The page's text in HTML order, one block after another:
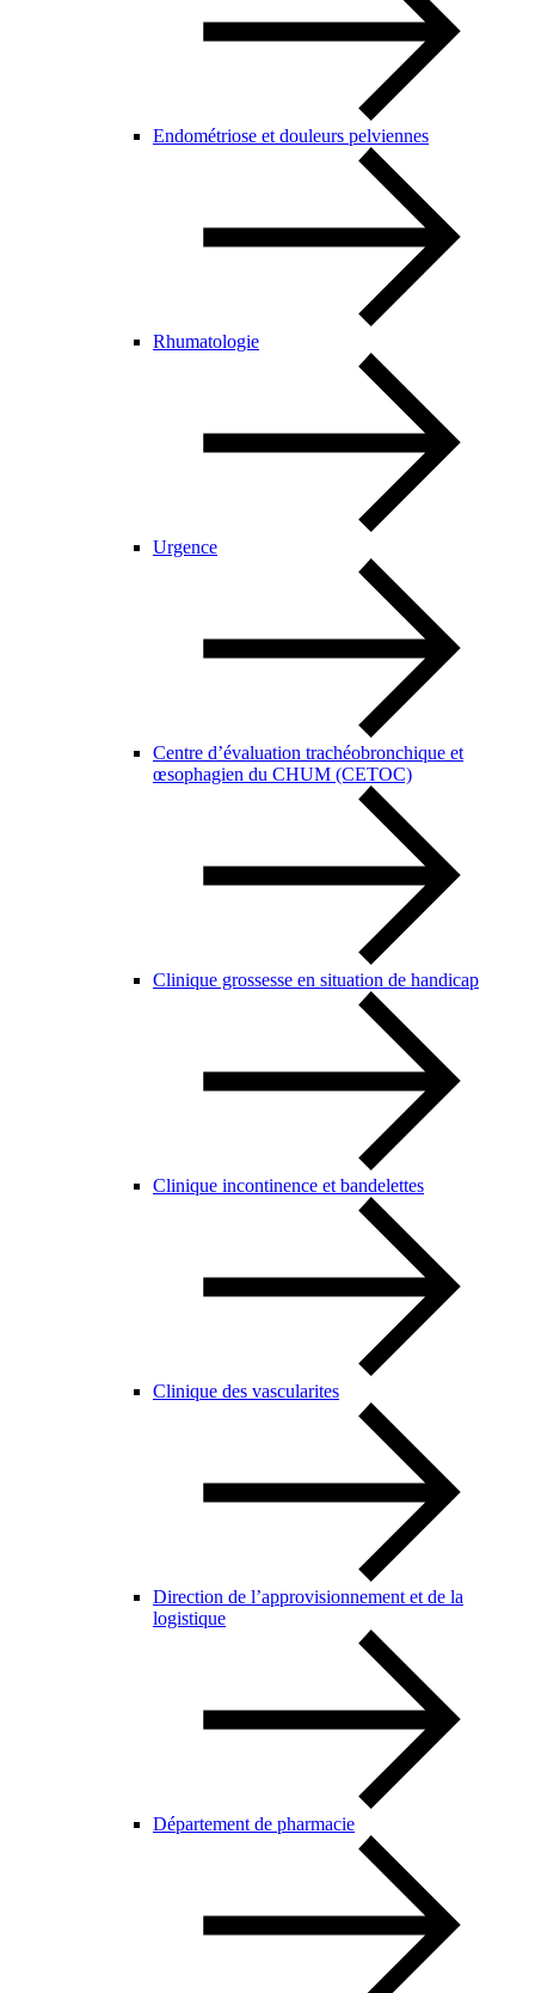
Endométriose et douleurs pelviennes
Rhumatologie
Urgence
Centre d’évaluation trachéobronchique et
œsophagien du CHUM (CETOC)
Clinique grossesse en situation de handicap
Clinique incontinence et bandelettes
Clinique des vascularites
Direction de l’approvisionnement et de la
logistique
Département de pharmacie